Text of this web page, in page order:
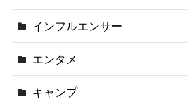
インフルエンサー
エンタメ
キャンプ